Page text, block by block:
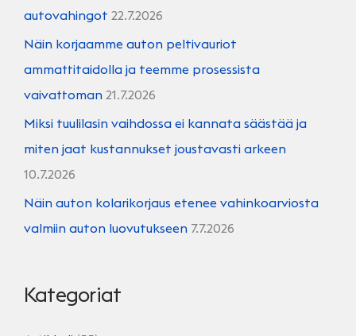
autovahingot 22.7.2026
Näin korjaamme auton peltivauriot
ammattitaidolla ja teemme prosessista
vaivattoman 21.7.2026
Miksi tuulilasin vaihdossa ei kannata säästää ja
miten jaat kustannukset joustavasti arkeen
10.7.2026
Näin auton kolarikorjaus etenee vahinkoarviosta
valmiin auton luovutukseen 7.7.2026
Kategoriat